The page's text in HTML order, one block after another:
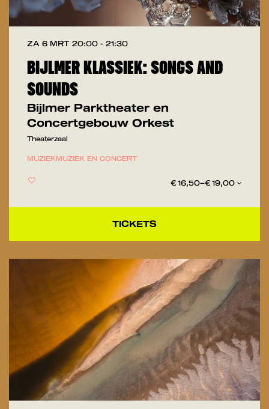
BIJLMER KLASSIEK: SONGS AND
SOUNDS
Bijlmer Parktheater en
Concertgebouw Orkest
ZA 6 MRT 20:00 - 21:30
Theaterzaal
MUZIEKMUZIEK EN CONCERT
€ 16,50–€ 19,00
TICKETS
Inzoomen